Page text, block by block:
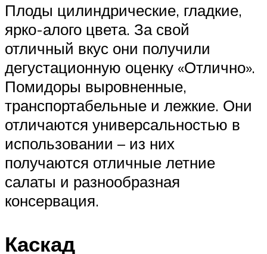
Плоды цилиндрические, гладкие,
ярко-алого цвета. За свой
отличный вкус они получили
дегустационную оценку «Отлично».
Помидоры выровненные,
транспортабельные и лежкие. Они
отличаются универсальностью в
использовании – из них
получаются отличные летние
салаты и разнообразная
консервация.
Каскад